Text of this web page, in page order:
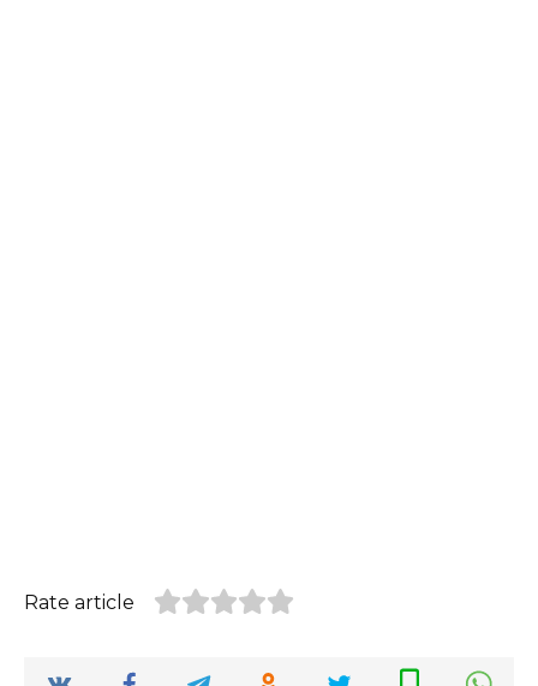
Rate article